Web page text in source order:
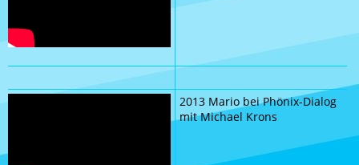
2013 Mario bei Phönix-Dialog
mit Michael Krons